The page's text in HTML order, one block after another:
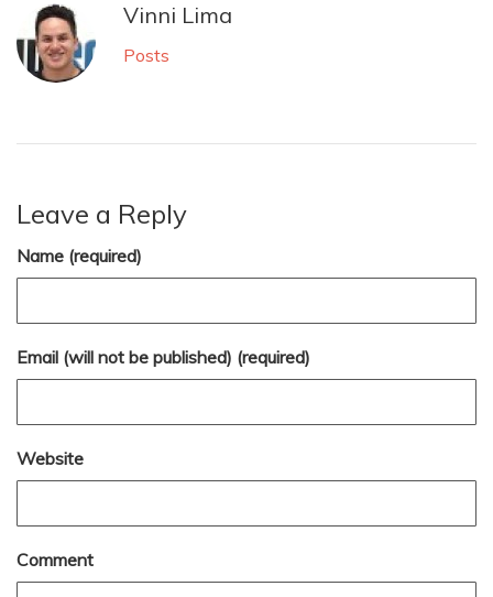
Vinni Lima
Posts
Leave a Reply
Name (required)
Email (will not be published) (required)
Website
Comment